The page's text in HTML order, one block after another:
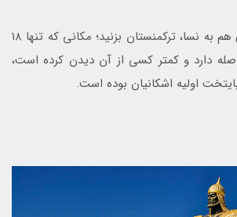
پیشنهاد می‌کنیم سری هم به نسا، ترکمنستان بزنید؛ مکانی که تنها ۱۸
دارد و کمتر کسی از آن دیدن کرده است،
اولیه اشکانیان بوده است.